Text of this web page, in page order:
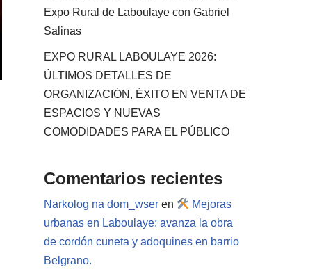
Expo Rural de Laboulaye con Gabriel
Salinas
EXPO RURAL LABOULAYE 2026:
ÚLTIMOS DETALLES DE
ORGANIZACIÓN, ÉXITO EN VENTA DE
ESPACIOS Y NUEVAS
COMODIDADES PARA EL PÚBLICO
Comentarios recientes
Narkolog na dom_wser en
Mejoras
urbanas en Laboulaye: avanza la obra
de cordón cuneta y adoquines en barrio
Belgrano.